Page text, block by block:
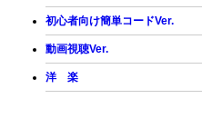
初心者向け簡単コードVer.
動画視聴Ver.
洋 楽